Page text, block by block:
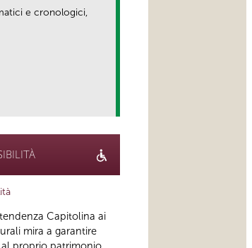
e cronologici,
Capitolina ai
mira a garantire